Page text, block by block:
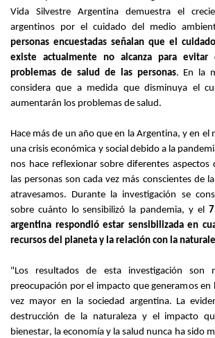
Vida Silvestre Argentina demuestra el
argentinos por el cuidado del medio
personas encuestadas señalan que el
existe actualmente no alcanza para evitar
problemas de salud de las personas. En la
considera que a medida que disminuya el
aumentarán los problemas de salud.
Hace más de un año que en la Argentina, y en
una crisis económica y social debido a la
nos hace reflexionar sobre diferentes aspectos
las personas son cada vez más conscientes de
atravesamos. Durante la investigación se
sobre cuánto lo sensibilizó la pandemia, y el
argentina respondió estar sensibilizada en
recursos del planeta y la relación con la
"Los resultados de esta investigación son
preocupación por el impacto que generamos en
vez mayor en la sociedad argentina. La
destrucción de la naturaleza y el impacto
bienestar, la economía y la salud nunca ha sido